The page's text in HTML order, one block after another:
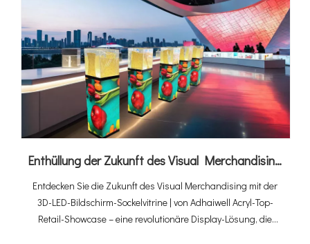
Enthüllung der Zukunft des Visual Merchandising: Adhaiwells 3D-LED-Display-Sockelvitrinen
Entdecken Sie die Zukunft des Visual Merchandising mit der
3D-LED-Bildschirm-Sockelvitrine | von Adhaiwell Acryl-Top-
Retail-Showcase – eine revolutionäre Display-Lösung, die